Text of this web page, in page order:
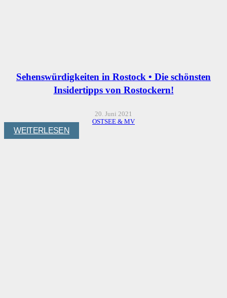
Sehenswürdigkeiten in Rostock • Die schönsten
Insidertipps von Rostockern!
20. Juni 2021
OSTSEE & MV
WEITERLESEN